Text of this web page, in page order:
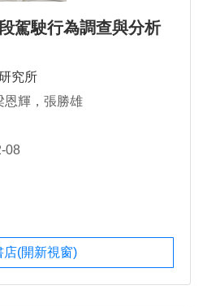
駕駛行為調查與分析
究所
恩輝，張勝雄
08
店(開新視窗)